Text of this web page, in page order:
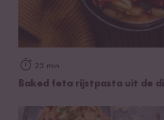
25 min
Baked feta rijstpasta uit de